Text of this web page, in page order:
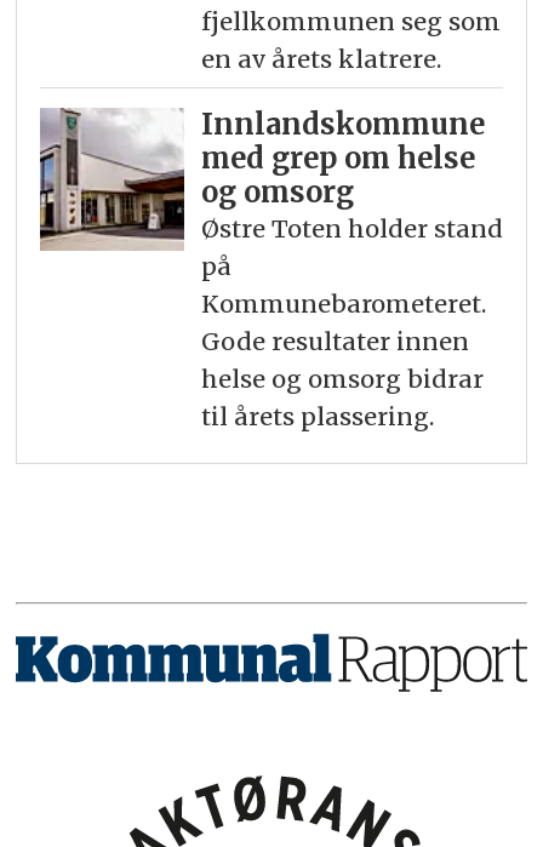
fjellkommunen seg som
en av årets klatrere.
Innlandskommune
med grep om helse
og omsorg
Østre Toten holder stand
på
Kommunebarometeret.
Gode resultater innen
helse og omsorg bidrar
til årets plassering.